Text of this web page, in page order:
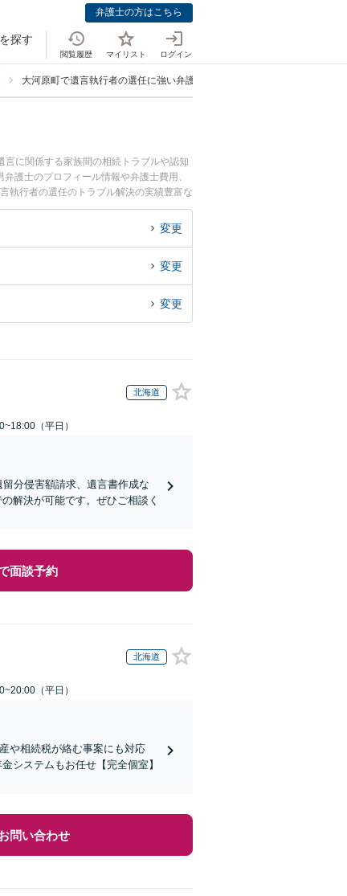
弁護士の方はこちら
探す
閲覧履歴 マイリスト ログイン
大河原町で遺言執行者の選任に強い弁護士
に関係する家族間の相続トラブルや認知
護士のプロフィール情報や弁護士費用、
執行者の選任のトラブル解決の実績豊富な
の相談者さんにおすすめです。
変更
変更
変更
北海道
（平日）
分侵害額請求、遺言書作成な
解決が可能です。ぜひご相談く
面談予約
北海道
（平日）
や相続税が絡む事案にも対応
システムもお任せ【完全個室】
問い合わせ